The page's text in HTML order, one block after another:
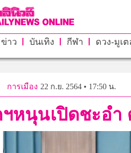
ข่าว บันเทิง กีฬา ดวง-มูเต
การเมือง 22 ก.ย. 2564 • 17:50 น.
หนุนเปิดชะอำ